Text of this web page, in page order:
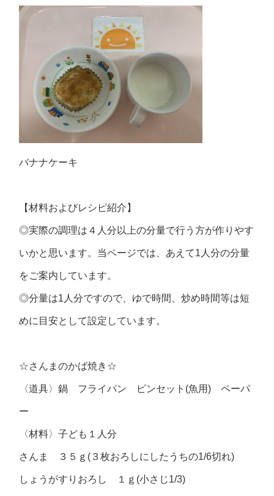
バナナケーキ
【材料およびレシピ紹介】
◎実際の調理は４人分以上の分量で行う方が作りやす
いかと思います。当ページでは、あえて1人分の分量
をご案内しています。
◎分量は1人分ですので、ゆで時間、炒め時間等は短
めに目安として設定しています。
☆さんまのかば焼き☆
〈道具〉鍋 フライパン ピンセット(魚用) ペーパ
ー
〈材料〉子ども１人分
さんま ３５ｇ(３枚おろしにしたうちの1/6切れ)
しょうがすりおろし １ｇ(小さじ1/3)